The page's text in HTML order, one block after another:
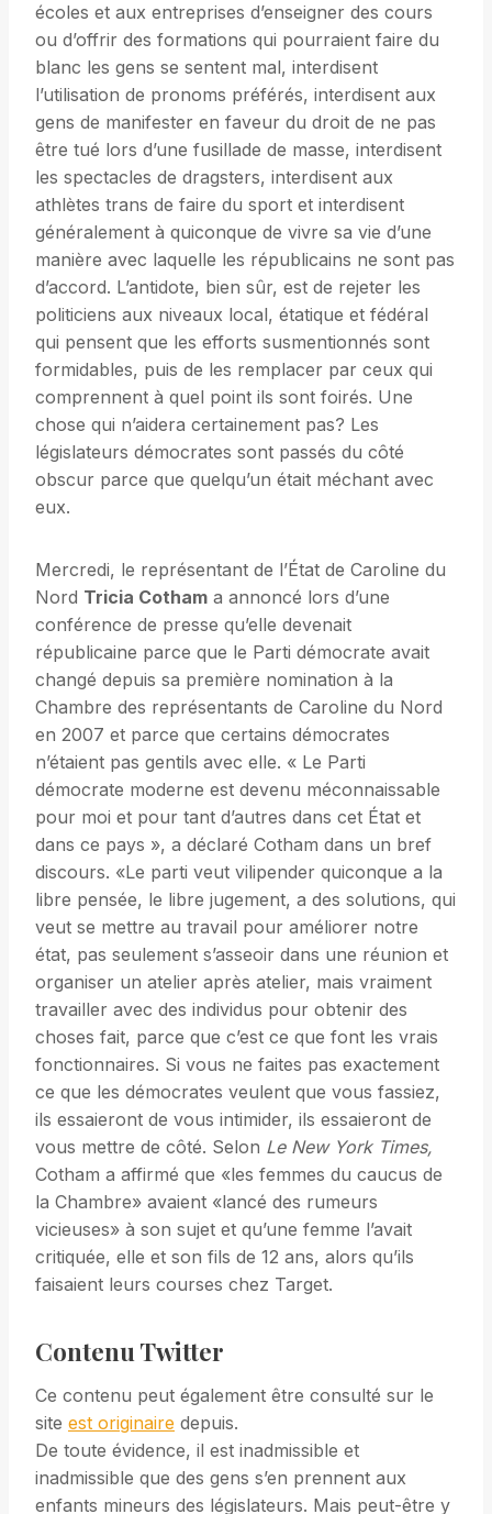
écoles et aux entreprises d’enseigner des cours
ou d’offrir des formations qui pourraient faire du
blanc les gens se sentent mal, interdisent
l’utilisation de pronoms préférés, interdisent aux
gens de manifester en faveur du droit de ne pas
être tué lors d’une fusillade de masse, interdisent
les spectacles de dragsters, interdisent aux
athlètes trans de faire du sport et interdisent
généralement à quiconque de vivre sa vie d’une
manière avec laquelle les républicains ne sont pas
d’accord. L’antidote, bien sûr, est de rejeter les
politiciens aux niveaux local, étatique et fédéral
qui pensent que les efforts susmentionnés sont
formidables, puis de les remplacer par ceux qui
comprennent à quel point ils sont foirés. Une
chose qui n’aidera certainement pas? Les
législateurs démocrates sont passés du côté
obscur parce que quelqu’un était méchant avec
eux.
Mercredi, le représentant de l’État de Caroline du
Nord Tricia Cotham a annoncé lors d’une
conférence de presse qu’elle devenait
républicaine parce que le Parti démocrate avait
changé depuis sa première nomination à la
Chambre des représentants de Caroline du Nord
en 2007 et parce que certains démocrates
n’étaient pas gentils avec elle. « Le Parti
démocrate moderne est devenu méconnaissable
pour moi et pour tant d’autres dans cet État et
dans ce pays », a déclaré Cotham dans un bref
discours. «Le parti veut vilipender quiconque a la
libre pensée, le libre jugement, a des solutions, qui
veut se mettre au travail pour améliorer notre
état, pas seulement s’asseoir dans une réunion et
organiser un atelier après atelier, mais vraiment
travailler avec des individus pour obtenir des
choses fait, parce que c’est ce que font les vrais
fonctionnaires. Si vous ne faites pas exactement
ce que les démocrates veulent que vous fassiez,
ils essaieront de vous intimider, ils essaieront de
vous mettre de côté. Selon Le New York Times,
Cotham a affirmé que «les femmes du caucus de
la Chambre» avaient «lancé des rumeurs
vicieuses» à son sujet et qu’une femme l’avait
critiquée, elle et son fils de 12 ans, alors qu’ils
faisaient leurs courses chez Target.
Contenu Twitter
Ce contenu peut également être consulté sur le
site est originaire depuis.
De toute évidence, il est inadmissible et
inadmissible que des gens s’en prennent aux
enfants mineurs des législateurs. Mais peut-être y